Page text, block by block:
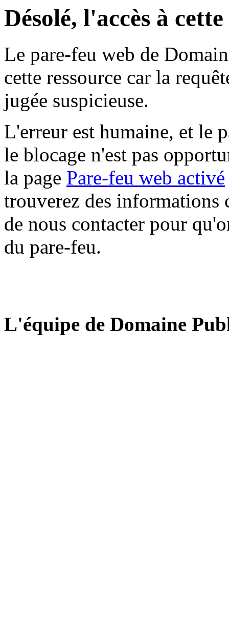
Désolé, l'accès à
Le pare-feu web de
cette ressource car la
jugée suspicieuse.
L'erreur est humaine, et le
le blocage n'est pas
la page Pare-feu web activé
trouverez des informations
de nous contacter pour
du pare-feu.
L'équipe de Domaine